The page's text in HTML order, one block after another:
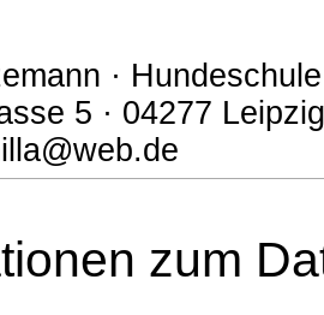
·
5 · 04277
zum